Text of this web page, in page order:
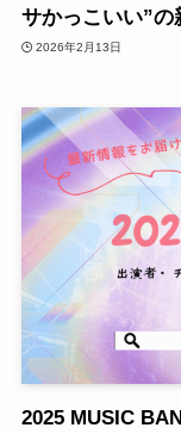
サかっこいい”の
2026年2月13日
2025 MUSIC